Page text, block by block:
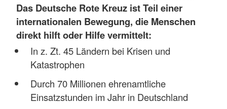
Das Deutsche Rote Kreuz ist Teil einer
internationalen Bewegung, die Menschen
direkt hilft oder Hilfe vermittelt:
In z. Zt. 45 Ländern bei Krisen und
Katastrophen
Durch 70 Millionen ehrenamtliche
Einsatzstunden im Jahr in Deutschland